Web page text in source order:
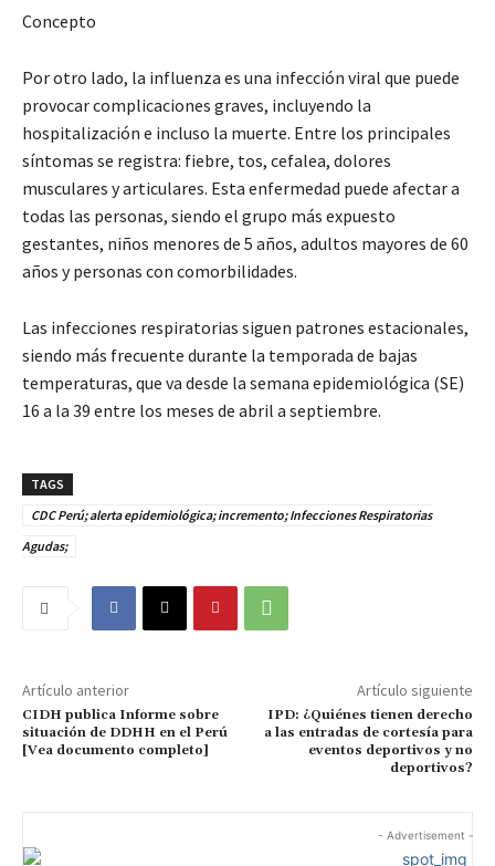
Concepto
Por otro lado, la influenza es una infección viral que puede
provocar complicaciones graves, incluyendo la
hospitalización e incluso la muerte. Entre los principales
síntomas se registra: fiebre, tos, cefalea, dolores
musculares y articulares. Esta enfermedad puede afectar a
todas las personas, siendo el grupo más expuesto
gestantes, niños menores de 5 años, adultos mayores de 60
años y personas con comorbilidades.
Las infecciones respiratorias siguen patrones estacionales,
siendo más frecuente durante la temporada de bajas
temperaturas, que va desde la semana epidemiológica (SE)
16 a la 39 entre los meses de abril a septiembre.
TAGS
CDC Perú; alerta epidemiológica; incremento; Infecciones Respiratorias
Agudas;
Artículo anterior
CIDH publica Informe sobre
situación de DDHH en el Perú
[Vea documento completo]
Artículo siguiente
IPD: ¿Quiénes tienen derecho
a las entradas de cortesía para
eventos deportivos y no
deportivos?
- Advertisement -